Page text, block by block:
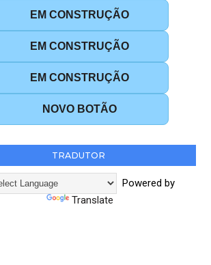
EM CONSTRUÇÃO
EM CONSTRUÇÃO
EM CONSTRUÇÃO
NOVO BOTÃO
TRADUTOR
Powered by
Translate